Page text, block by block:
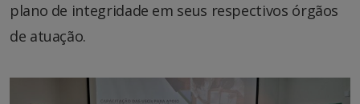
plano de integridade em seus respectivos órgãos
de atuação.